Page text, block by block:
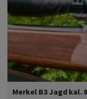
Merkel B3 Jagd kal.